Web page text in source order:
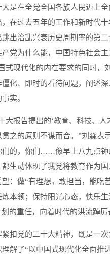
大是在全党全国各族人民迈上
在过去五年的工作和新时代
跳出治乱兴衰历史周期率的第
党为什么能，中国特色社会
式现代化的内在要求的同时，
化、即时的看待问题，阐述
实。
大报告提出的‘教育、科技、
贯之的原则不谋而合。”刘淼表
们的，你们……像早上八九点钟
都生动体现了我党将教育作为
望：做“有理想，敢担当，能吃
本领；保持阳光心态，快乐
划的重任，向着时代的洪流踔
紧扣党的二十大精神，既是一
理解了“以中国式现代化全面推